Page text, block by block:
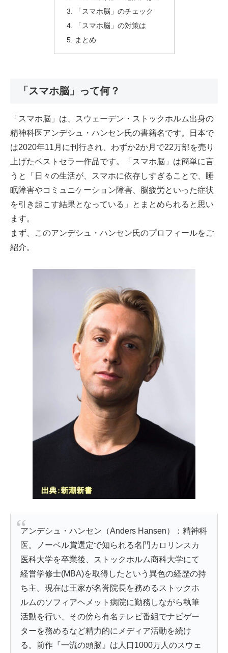
「スマホ脳」のチェック
「スマホ脳」の対策は
まとめ
「スマホ脳」って何？
「スマホ脳」は、スウェーデン・ストックホルム出身の
精神科医アンデシュ・ハンセン氏の書籍名です。日本で
は2020年11月に刊行され、わずか2か月で22万部を売り
上げたベストセラー作品です。「スマホ脳」は簡単に言
うと「日々の生活が、スマホに依存しすぎることで、睡
眠障害やコミュニケーション障害、脳疲労といった症状
を引き起こす結果となっている」とまとめられると思い
ます。
まず、このアンデシュ・ハンセン氏のプロフィールをご
紹介。
アンデシュ・ハンセン（Anders Hansen）：精神科
医。ノーベル賞選定で知られる名門カロリンスカ
医科大学を卒業後、ストックホルム商科大学にて
経営学修士(MBA)を取得したという異色の経歴の持
ち主。現在は王家が名誉院長を務めるストックホ
ルムのソフィアヘメット病院に勤務しながら執筆
活動を行い、その傍ら有名テレビ番組でナビゲー
ターを務めるなど精力的にメディア活動を続け
る。前作『一流の頭脳』は人口1000万人のスウェ